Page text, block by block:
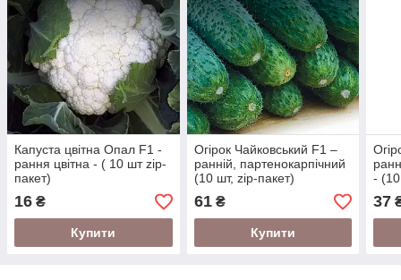
Капуста цвітна Опал F1 -
рання цвітна - ( 10 шт zip-
пакет)
16 ₴
Купити
Огірок Чайковський F1 –
ранній, партенокарпічний
(10 шт, zip-пакет)
61₴
Купити
-
37